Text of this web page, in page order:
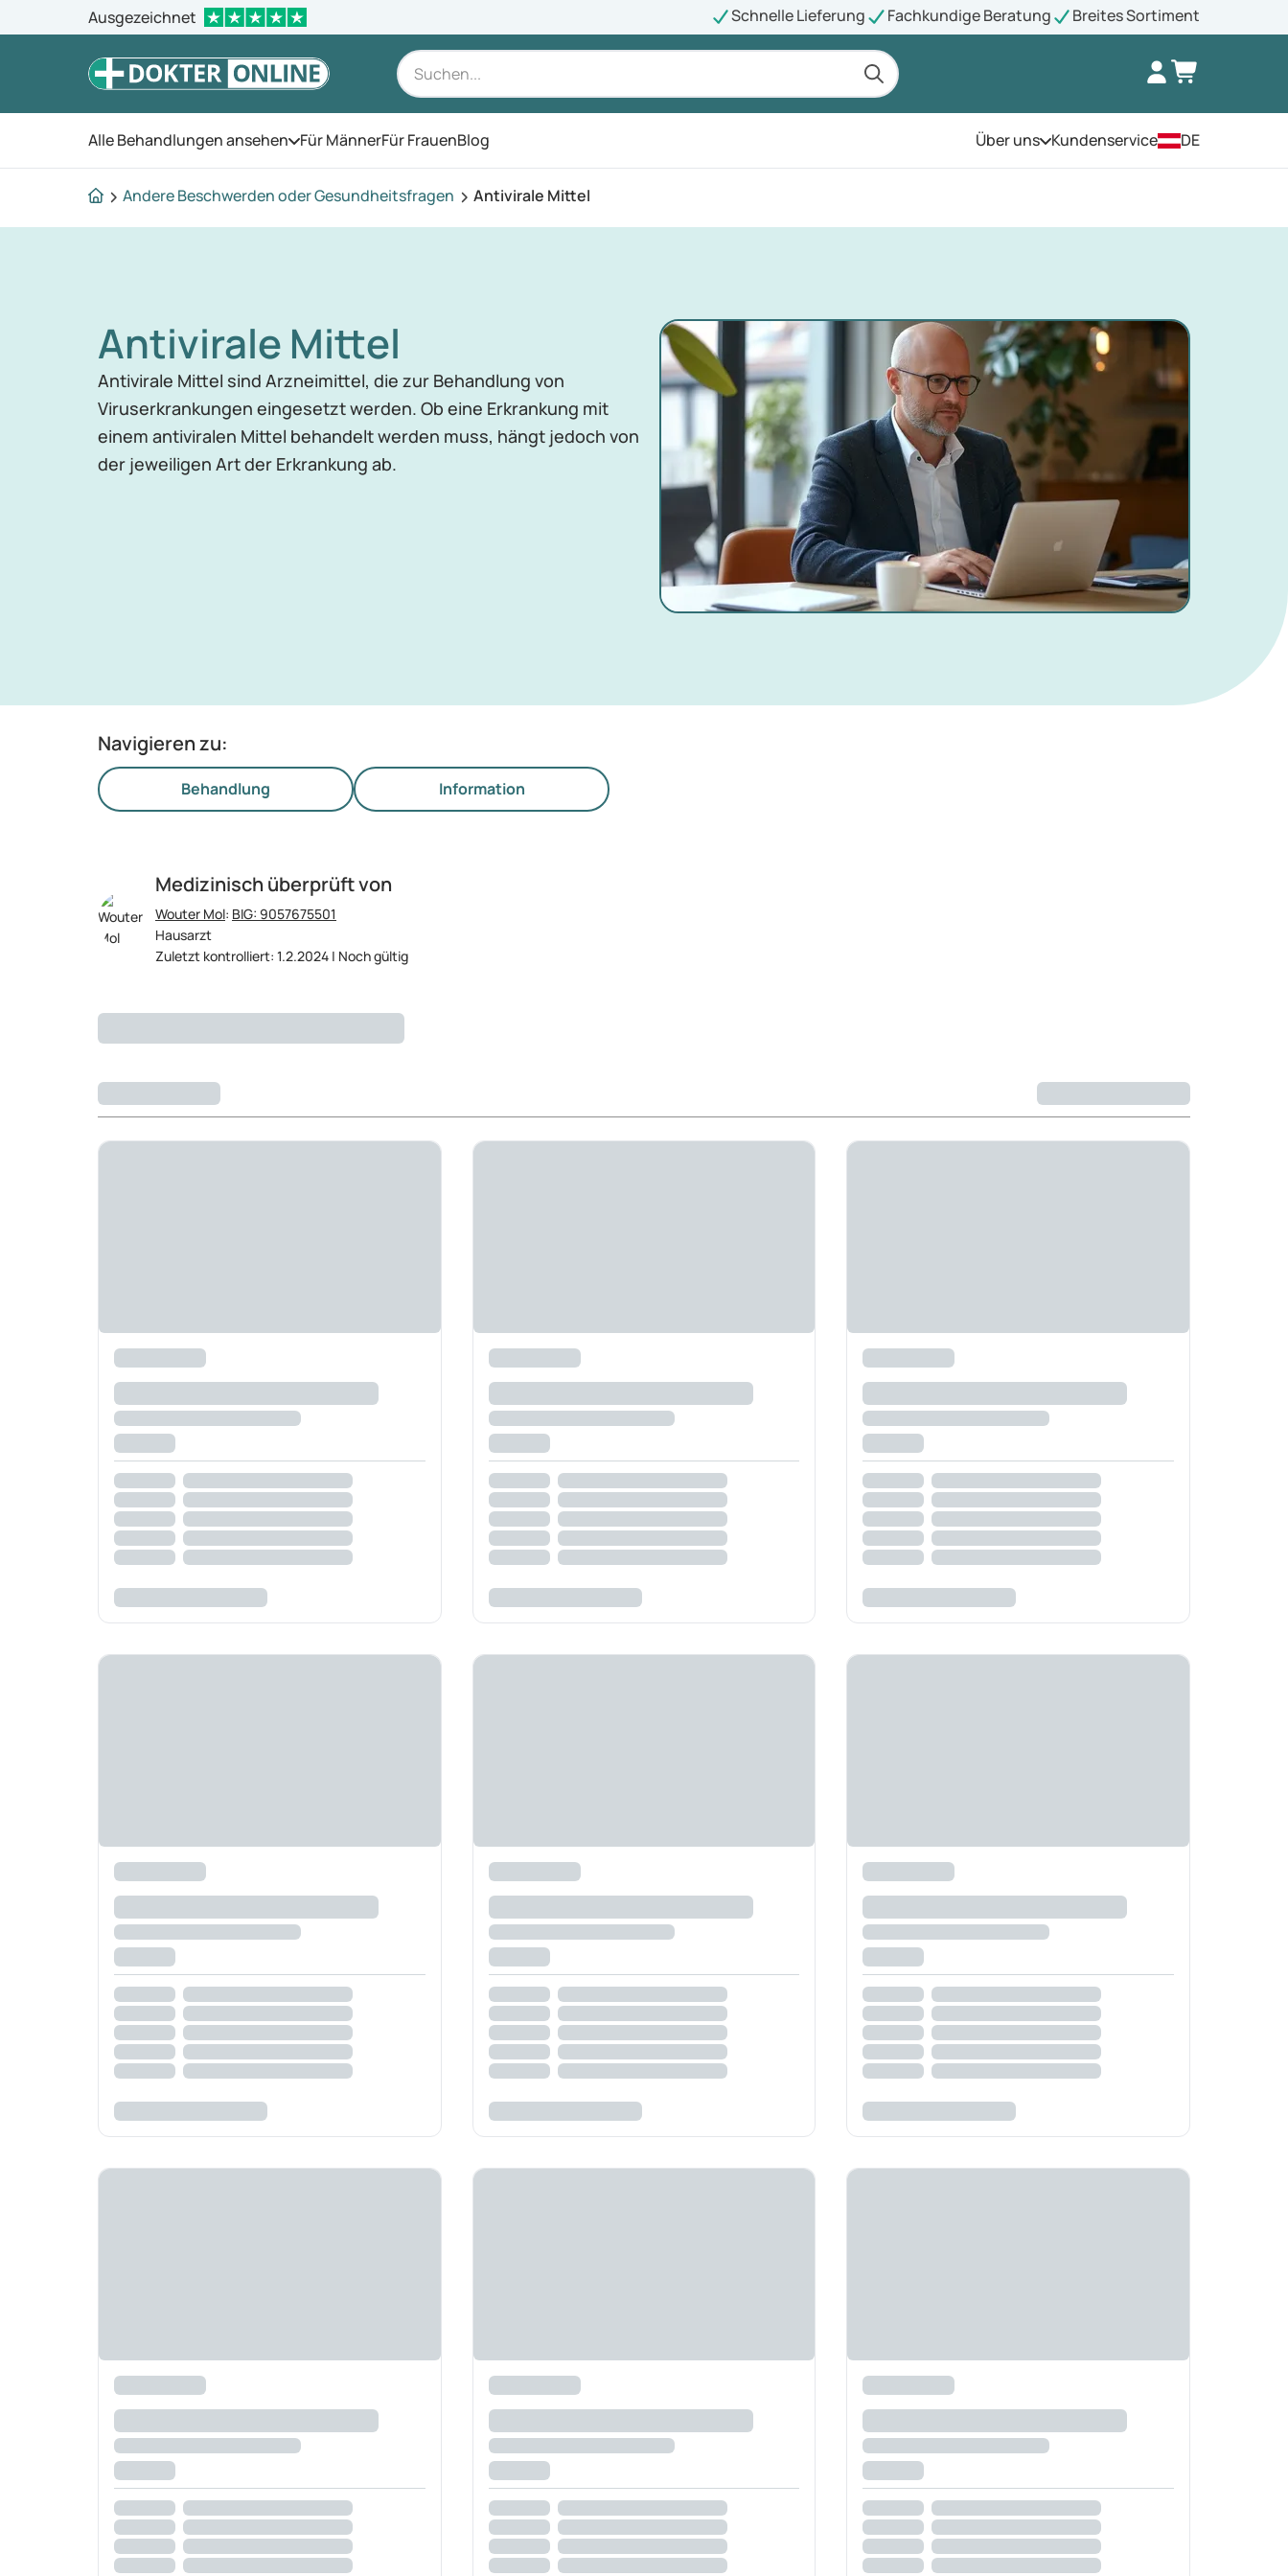
Ausgezeichnet Schnelle Lieferung Fachkundige Beratung Breites Sortiment
Alle Behandlungen ansehen Öffnen Sie das Menü
Für MännerFür FrauenBlog Über unsÖffnen Sie das Menü
Kundenservice DE
Andere Beschwerden oder Gesundheitsfragen Antivirale Mittel
Antivirale Mittel
Antivirale Mittel sind Arzneimittel, die zur Behandlung von
Viruserkrankungen eingesetzt werden. Ob eine Erkrankung mit
einem antiviralen Mittel behandelt werden muss, hängt jedoch von
der jeweiligen Art der Erkrankung ab.
Navigieren zu:
Behandlung Information
Medizinisch überprüft von
Wouter Mol: BIG: 9057675501
Hausarzt
Zuletzt kontrolliert: 1.2.2024 | Noch gültig